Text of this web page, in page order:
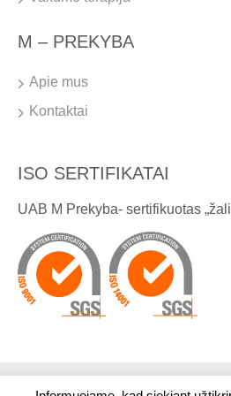
M – PREKYBA
Apie mus
Kontaktai
ISO SERTIFIKATAI
UAB M Prekyba- sertifikuotas